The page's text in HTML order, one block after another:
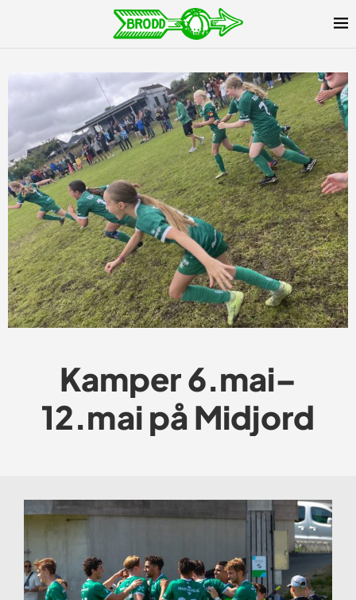
Kamper 6.mai–
12.mai på Midjord